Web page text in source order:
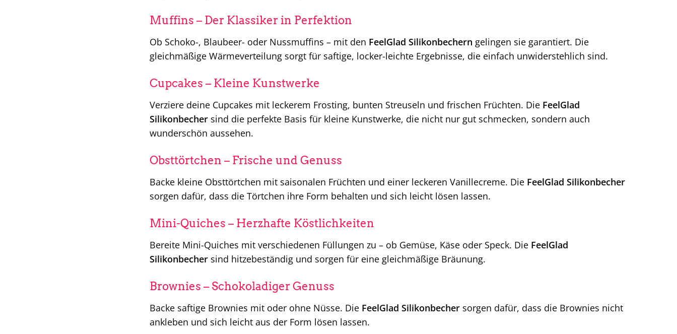
Muffins – Der Klassiker in Perfektion
Ob Schoko-, Blaubeer- oder Nussmuffins – mit den FeelGlad Silikonbechern gelingen sie garantiert. Die
gleichmäßige Wärmeverteilung sorgt für saftige, locker-leichte Ergebnisse, die einfach unwiderstehlich sind.
Cupcakes – Kleine Kunstwerke
Verziere deine Cupcakes mit leckerem Frosting, bunten Streuseln und frischen Früchten. Die FeelGlad
Silikonbecher sind die perfekte Basis für kleine Kunstwerke, die nicht nur gut schmecken, sondern auch
wunderschön aussehen.
Obsttörtchen – Frische und Genuss
Backe kleine Obsttörtchen mit saisonalen Früchten und einer leckeren Vanillecreme. Die FeelGlad Silikonbecher
sorgen dafür, dass die Törtchen ihre Form behalten und sich leicht lösen lassen.
Mini-Quiches – Herzhafte Köstlichkeiten
Bereite Mini-Quiches mit verschiedenen Füllungen zu – ob Gemüse, Käse oder Speck. Die FeelGlad
Silikonbecher sind hitzebeständig und sorgen für eine gleichmäßige Bräunung.
Brownies – Schokoladiger Genuss
Backe saftige Brownies mit oder ohne Nüsse. Die FeelGlad Silikonbecher sorgen dafür, dass die Brownies nicht
ankleben und sich leicht aus der Form lösen lassen.